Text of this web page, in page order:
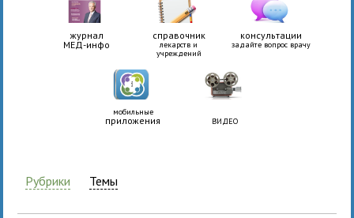
журнал
МЕД-инфо
справочник
лекарств и
учреждений
консультации
задайте вопрос врачу
мобильные
приложения ВИДЕО
Рубрики Темы